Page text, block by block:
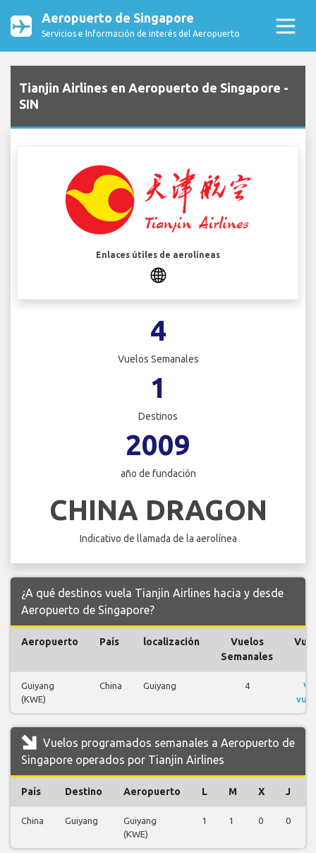
Aeropuerto de Singapore
Servicios e Información de interés del Aeropuerto
Tianjin Airlines en Aeropuerto de Singapore -
SIN
Enlaces útiles de aerolíneas
4
Vuelos Semanales
1
Destinos
2009
año de fundación
CHINA DRAGON
Indicativo de llamada de la aerolínea
¿A qué destinos vuela Tianjin Airlines hacia y desde
Aeropuerto de Singapore?
Aeropuerto País localización
Vuelos
Semanales
Guiyang
(KWE)
China Guiyang 4
Vuelos programados semanales a Aeropuerto de
Singapore operados por Tianjin Airlines
País Destino Aeropuerto L M X J
China Guiyang
Guiyang
(KWE)
1 1 0 0